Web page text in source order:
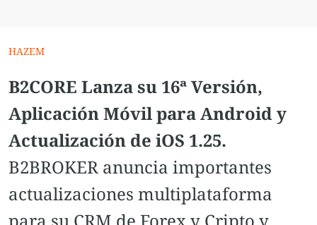
HAZEM
B2CORE Lanza su 16ª Versión,
Aplicación Móvil para Android y
Actualización de iOS 1.25.
B2BROKER anuncia importantes
actualizaciones multiplataforma